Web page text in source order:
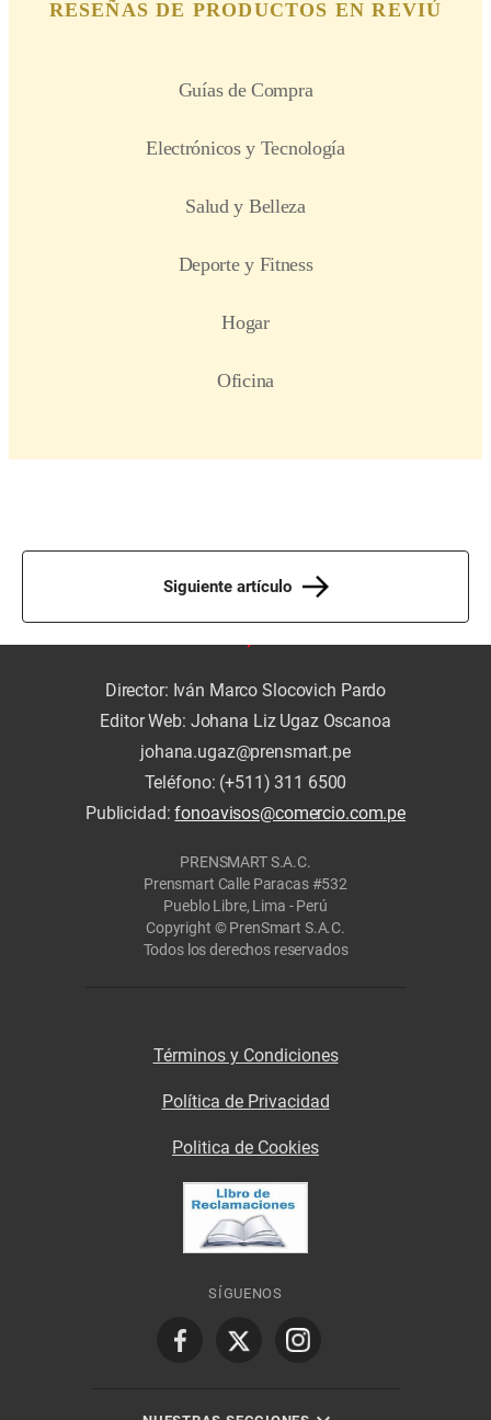
Siguiente artículo
Director: Iván Marco Slocovich Pardo
Editor Web: Johana Liz Ugaz Oscanoa
johana.ugaz@prensmart.pe
Teléfono: (+511) 311 6500
Publicidad:fonoavisos@comercio.com.pe
PRENSMART S.A.C.
Prensmart Calle Paracas #532
Pueblo Libre, Lima - Perú
Copyright © PrenSmart S.A.C.
Todos los derechos reservados
Términos y Condiciones
Política de Privacidad
Politica de Cookies
SÍGUENOS